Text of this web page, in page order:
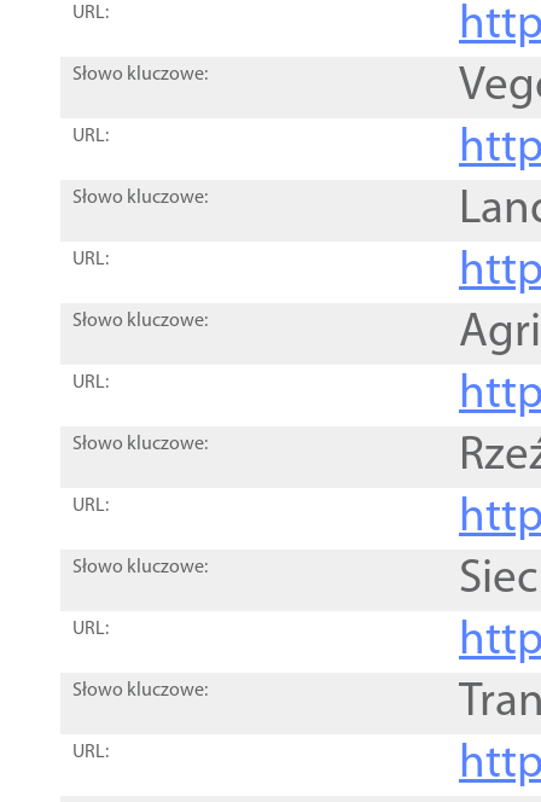
URL:
Słowo kluczowe:
URL:
Słowo kluczowe:
URL:
Słowo kluczowe:
URL:
Słowo kluczowe:
URL:
Słowo kluczowe:
URL:
Słowo kluczowe:
URL: